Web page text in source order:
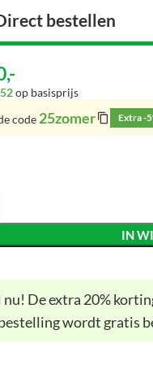
bestellen
,-
op basisprijs
code 25zomer Extra -
IN
De extra 20%
wordt gratis